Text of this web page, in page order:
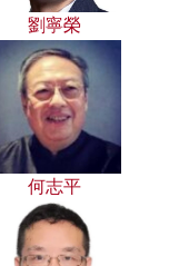
劉寧榮
何志平